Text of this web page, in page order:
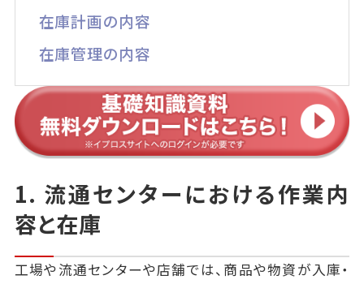
在庫計画の内容
在庫管理の内容
1. 流通センターにおける作業内
容と在庫
工場や流通センターや店舗では、商品や物資が入庫・